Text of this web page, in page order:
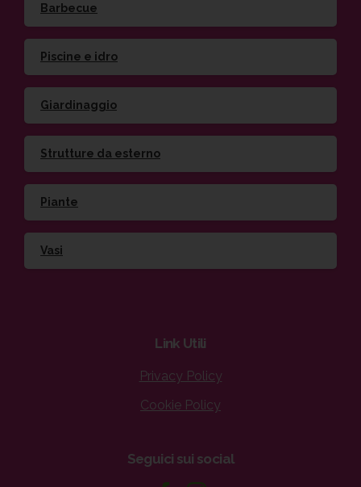
Barbecue
Piscine e idro
Giardinaggio
Strutture da esterno
Piante
Vasi
Link Utili
Privacy Policy
Cookie Policy
Seguici sui social